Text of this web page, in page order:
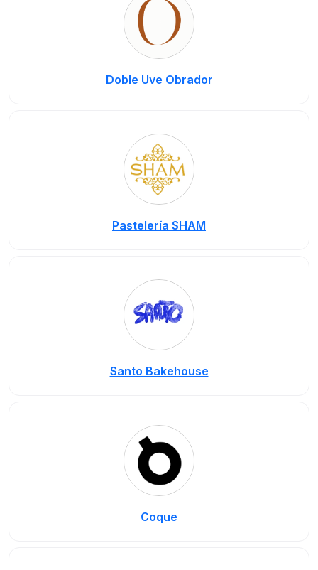
Doble Uve Obrador
Pastelería SHAM
Santo Bakehouse
Coque